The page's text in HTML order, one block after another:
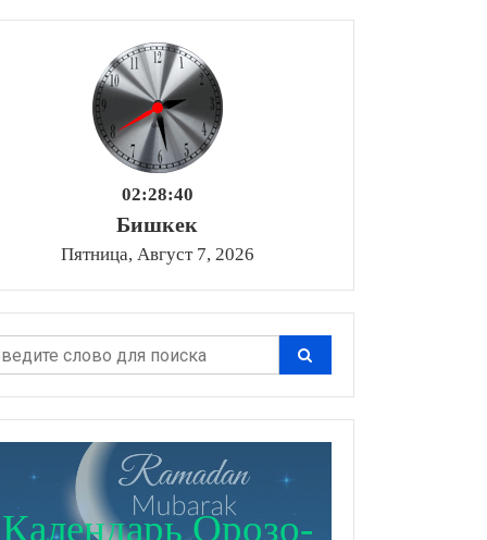
02:28:41
Бишкек
Пятница, Август 7, 2026
Календарь Орозо-